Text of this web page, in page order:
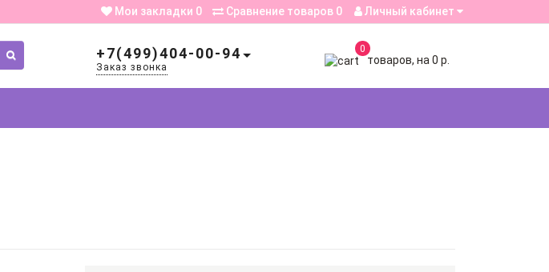
Мои закладки 0 Сравнение товаров 0 Личный кабинет
0
товаров, на 0 р.
+7(499)404-00-94
Заказ звонка